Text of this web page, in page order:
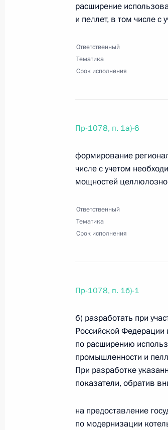
22 мая 2025 года,
Перечень поручений
Н.Э.Баумана
21 мая 2025 года,
инфраструктуры для
21 мая 2025 года, 20:40
16 мая 2025 года,
16 мая 2025 года, 18:00
7 мая 2025 года,
7 мая 2025 года, 18:00
расширение
и пеллет, в том числе с
Ответственный
Тематика
Срок исполнения
Пр-1078, п. 1а)-6
формирование
числе с учетом
мощностей
Ответственный
Тематика
Срок исполнения
Пр-1078, п. 1б)-1
б) разработать при
Российской Федерации
по расширению
промышленности и
При разработке
показатели, обратив
на предоставление
по модернизации